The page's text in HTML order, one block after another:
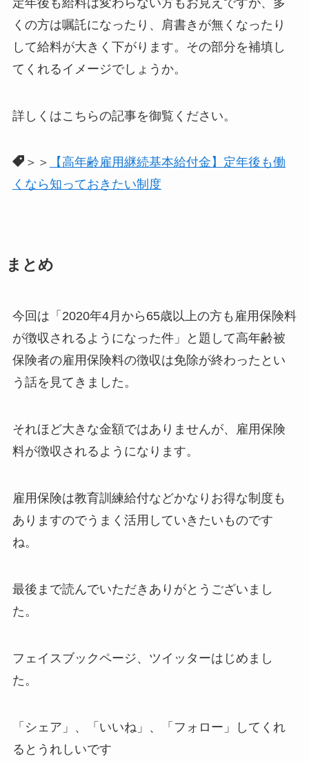
くの方は嘱託になったり、肩書きが無くなったり
して給料が大きく下がります。その部分を補填し
てくれるイメージでしょうか。
詳しくはこちらの記事を御覧ください。
＞＞
【高年齢雇用継続基本給付金】定年後も働
くなら知っておきたい制度
まとめ
今回は「2020年4月から65歳以上の方も雇用保険料
が徴収されるようになった件」と題して高年齢被
保険者の雇用保険料の徴収は免除が終わったとい
う話を見てきました。
それほど大きな金額ではありませんが、雇用保険
料が徴収されるようになります。
雇用保険は教育訓練給付などかなりお得な制度も
ありますのでうまく活用していきたいものです
ね。
最後まで読んでいただきありがとうございまし
た。
フェイスブックページ、ツイッターはじめまし
た。
「シェア」、「いいね」、「フォロー」してくれ
るとうれしいです